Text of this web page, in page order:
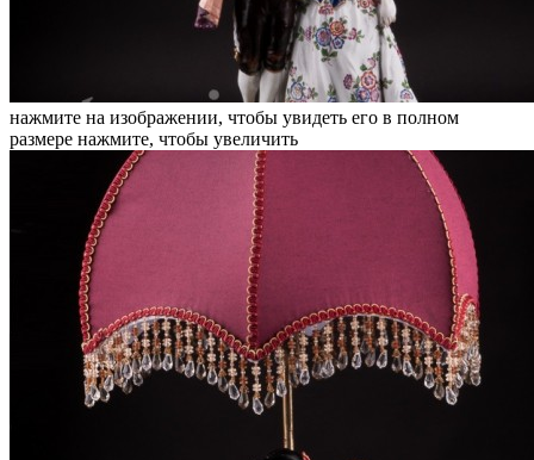
нажмите на изображении, чтобы увидеть его в полном
размере нажмите, чтобы увеличить